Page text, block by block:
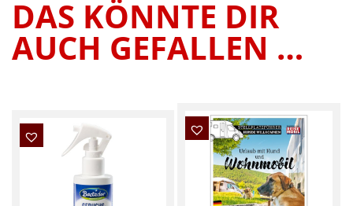
DAS KÖNNTE DIR
AUCH GEFALLEN …